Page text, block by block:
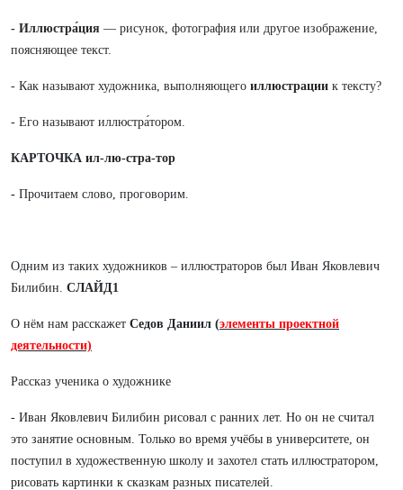
- Иллюстра́ция — рисунок, фотография или другое изображение,
поясняющее текст.
- Как называют художника, выполняющего иллюстрации к тексту?
- Его называют иллюстра́тором.
КАРТОЧКА ил-лю-стра-тор
- Прочитаем слово, проговорим.
Одним из таких художников – иллюстраторов был Иван Яковлевич
Билибин. СЛАЙД1
О нём нам расскажет Седов Даниил (элементы проектной
деятельности)
Рассказ ученика о художнике
- Иван Яковлевич Билибин рисовал с ранних лет. Но он не считал
это занятие основным. Только во время учёбы в университете, он
поступил в художественную школу и захотел стать иллюстратором,
рисовать картинки к сказкам разных писателей.